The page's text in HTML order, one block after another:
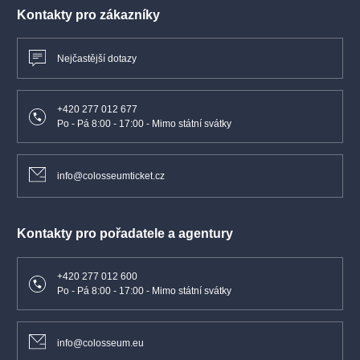
BEZBARIÉROVÝ PŘÍSTUP PRO VOZÍČKÁŘE (ZTP/P)
– pro vozíčkáře (držitele průkazu ZTP/P) jsou vyhrazena místa
na kraji hlediště, které poskytujeme s 50% slevou:
na lucie_gehringerova@spromotion.cz
zašleme slevový kód, který uplatníte při nákupu vstupenek
– doprovod musí mít vlastní vstupenku
– vstupenky jsou k dispozici do vyprodání
Kontakty pro zákazníky
Nejčastější dotazy
+420 277 012 677
Po - Pá 8:00 - 17:00 - Mimo státní svátky
info@colosseumticket.cz
Kontakty pro pořadatele a agentury
+420 277 012 600
Po - Pá 8:00 - 17:00 - Mimo státní svátky
info@colosseum.eu